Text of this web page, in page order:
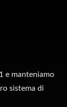
e manteniamo
sistema di